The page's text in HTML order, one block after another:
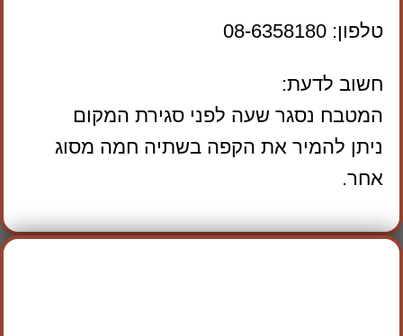
טלפון: 08-6358180
חשוב לדעת:
המטבח נסגר שעה לפני סגירת המקום
ניתן להמיר את הקפה בשתיה חמה מסוג
אחר.